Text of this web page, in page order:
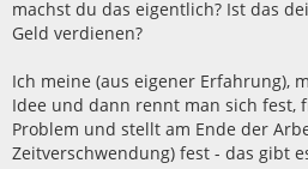
g
machst du das eigentlich? Ist das
Geld verdienen?
Ich meine (aus eigener Erfahrung),
Idee und dann rennt man sich fest,
Problem und stellt am Ende der
Zeitverschwendung) fest - das gibt